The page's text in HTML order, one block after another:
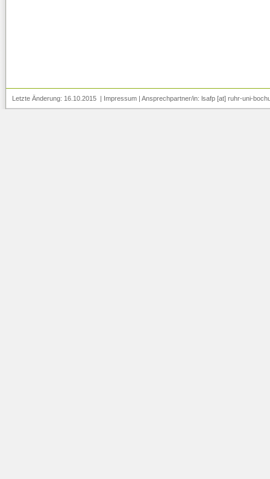
Letzte Änderung: 16.10.2015 | Impressum | Ansprechpartner/in: lsafp [at] ruhr-uni-